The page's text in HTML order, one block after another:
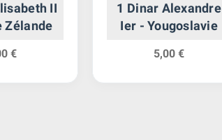
II
Zélande
€
1 Dinar Alexandre
Ier - Yougoslavie
5,00 €